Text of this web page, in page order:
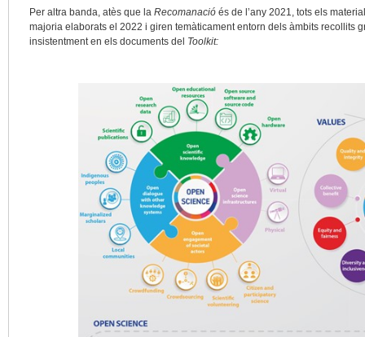
Per altra banda, atès que la Recomanació és de l’any 2021, tots els
majoria elaborats el 2022 i giren temàticament entorn dels àmbits recollits
insistentment en els documents del Toolkit: